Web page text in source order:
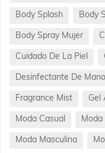
Body Splash Body
Body Spray Mujer
Cuidado De La Piel
Desinfectante De
Fragrance Mist Gel
Moda Casual Moda
Moda Masculina